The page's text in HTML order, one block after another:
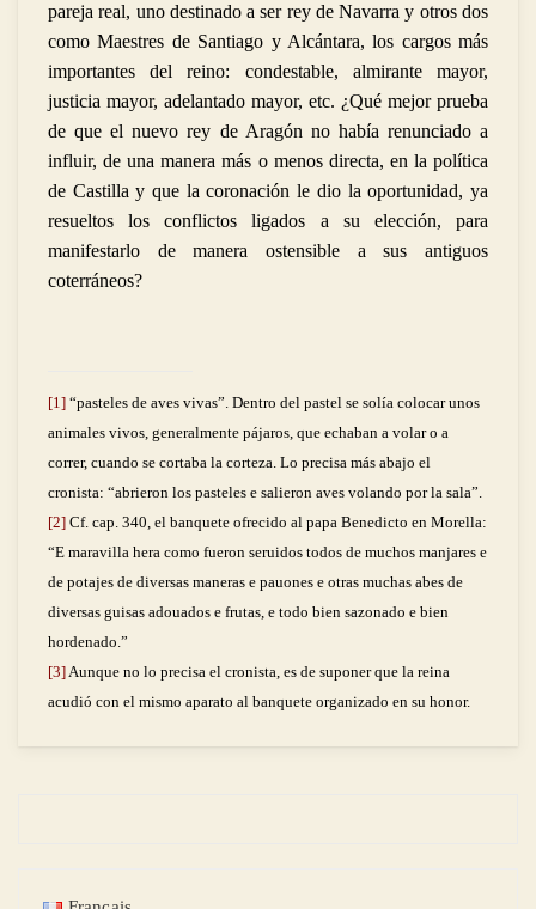
pareja real, uno destinado a ser rey de Navarra y otros dos
como Maestres de Santiago y Alcántara, los cargos más
importantes del reino: condestable, almirante mayor,
justicia mayor, adelantado mayor, etc. ¿Qué mejor prueba
de que el nuevo rey de Aragón no había renunciado a
influir, de una manera más o menos directa, en la política
de Castilla y que la coronación le dio la oportunidad, ya
resueltos los conflictos ligados a su elección, para
manifestarlo de manera ostensible a sus antiguos
coterráneos?
[1] “pasteles de aves vivas”. Dentro del pastel se solía colocar unos
animales vivos, generalmente pájaros, que echaban a volar o a
correr, cuando se cortaba la corteza. Lo precisa más abajo el
cronista: “abrieron los pasteles e salieron aves volando por la sala”.
[2] Cf. cap. 340, el banquete ofrecido al papa Benedicto en Morella:
“E maravilla hera como fueron seruidos todos de muchos manjares e
de potajes de diversas maneras e pauones e otras muchas abes de
diversas guisas adouados e frutas, e todo bien sazonado e bien
hordenado.”
[3]Aunque no lo precisa el cronista, es de suponer que la reina
acudió con el mismo aparato al banquete organizado en su honor.